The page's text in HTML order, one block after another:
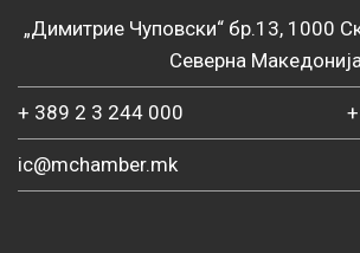
„Димитрие Чуповски“ бр.13, 1000
Северна
+ 389 2 3 244 000
ic@mchamber.mk